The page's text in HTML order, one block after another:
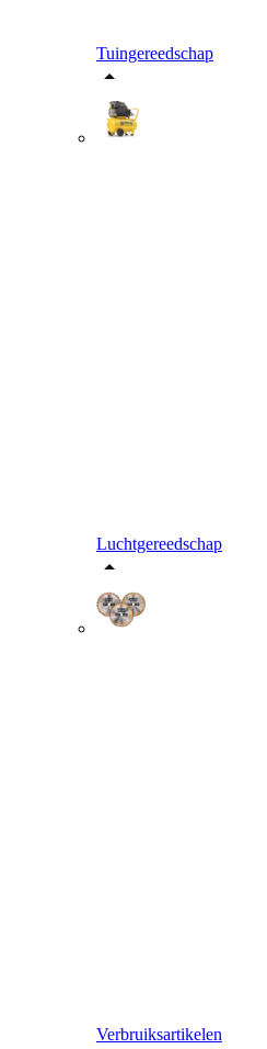
Tuingereedschap
Luchtgereedschap
Verbruiksartikelen